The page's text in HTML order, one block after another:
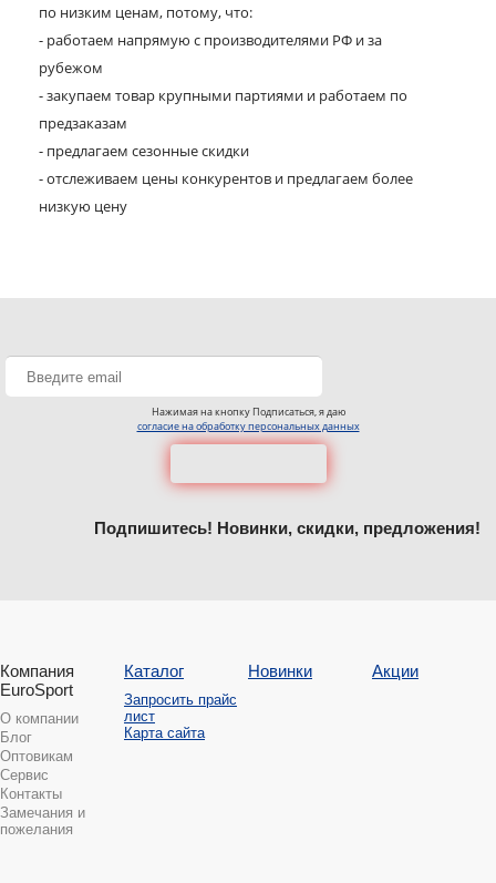
по низким ценам, потому, что:
- работаем напрямую с производителями РФ и за
рубежом
- закупаем товар крупными партиями и работаем по
предзаказам
- предлагаем сезонные скидки
- отслеживаем цены конкурентов и предлагаем более
низкую цену
Нажимая на кнопку Подписаться, я даю
согласие на обработку персональных данных
Подпишитесь! Новинки, скидки, предложения!
Компания
EuroSport
О компании
Блог
Оптовикам
Сервис
Контакты
Замечания и
пожелания
Каталог
Запросить прайс
лист
Карта сайта
Новинки Акции